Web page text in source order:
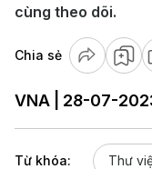
cùng theo dõi.
Chia sẻ
VNA | 28-07-
Từ khóa: Thư